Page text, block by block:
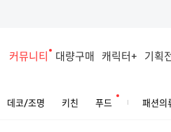
커뮤니티 대량구매 캐릭터+ 기획
데코/조명 키친 푸드 패션의